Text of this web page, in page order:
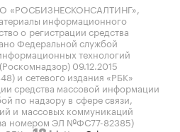
«РОСБИЗНЕСКОНСАЛТИНГ»,
информационного
о регистрации средства
Федеральной службой
технологий
09.12.2015
и сетевого издания «РБК»
средства массовой информации
по надзору в сфере связи,
и массовых коммуникаций
номером ЭЛ №ФС77-82385)